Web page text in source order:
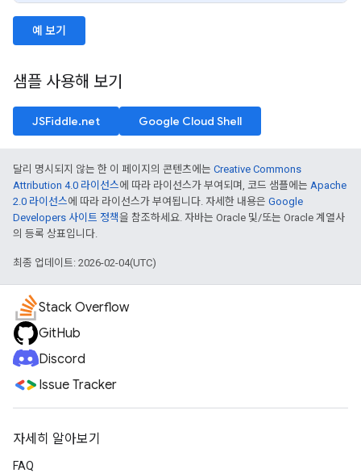
예 보기
샘플 사용해 보기
JSFiddle.net Google Cloud Shell
달리 명시되지 않는 한 이 페이지의 콘텐츠에는 Creative Commons
Attribution 4.0 라이선스에 따라 라이선스가 부여되며, 코드 샘플에는 Apache
2.0 라이선스에 따라 라이선스가 부여됩니다. 자세한 내용은 Google
Developers 사이트 정책을 참조하세요. 자바는 Oracle 및/또는 Oracle 계열사
의 등록 상표입니다.
최종 업데이트: 2026-02-04(UTC)
Stack Overflow
GitHub
Discord
Issue Tracker
자세히 알아보기
FAQ